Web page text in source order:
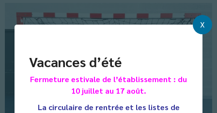
Vacances d’été
Fermeture estivale de l’établissement : du
10 juillet au 17 août.
La circulaire de rentrée et les listes de
X